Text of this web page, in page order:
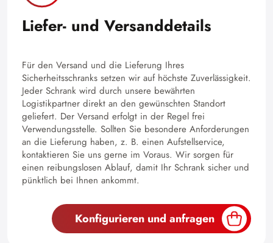
Liefer- und Versanddetails
Für den Versand und die Lieferung Ihres
Sicherheitsschranks setzen wir auf höchste Zuverlässigkeit.
Jeder Schrank wird durch unsere bewährten
Logistikpartner direkt an den gewünschten Standort
geliefert. Der Versand erfolgt in der Regel frei
Verwendungsstelle. Sollten Sie besondere Anforderungen
an die Lieferung haben, z. B. einen Aufstellservice,
kontaktieren Sie uns gerne im Voraus. Wir sorgen für
einen reibungslosen Ablauf, damit Ihr Schrank sicher und
pünktlich bei Ihnen ankommt.
Konfigurieren und anfragen